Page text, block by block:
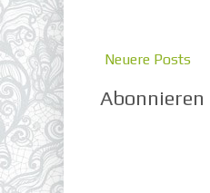
Neuere Posts
Abonnieren